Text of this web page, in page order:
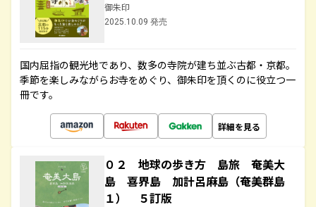
御朱印
2025.10.09 発売
国内屈指の観光地であり、数多の寺院が建ち並ぶ古都・京都。
季節を楽しみながらお寺をめぐり、御朱印を頂くのに役立つ一
冊です。
詳細を見る
０２ 地球の歩き方 島旅 奄美大
島 喜界島 加計呂麻島（奄美群島
１） ５訂版